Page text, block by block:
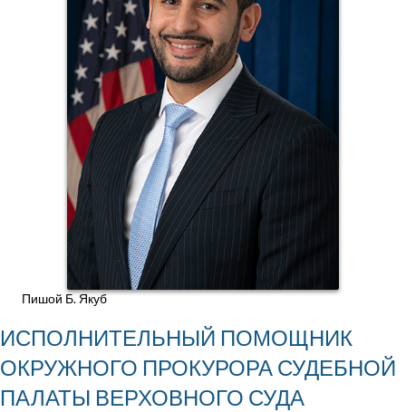
Пишой Б. Якуб
ИСПОЛНИТЕЛЬНЫЙ ПОМОЩНИК
ОКРУЖНОГО ПРОКУРОРА СУДЕБНОЙ
ПАЛАТЫ ВЕРХОВНОГО СУДА